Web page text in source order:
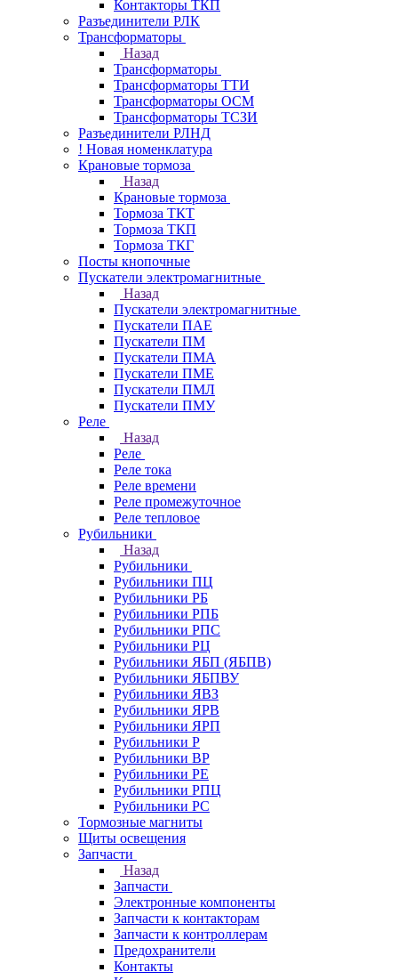
Контакторы ТКП
Разъединители РЛК
Трансформаторы
Назад
Трансформаторы
Трансформаторы ТТИ
Трансформаторы ОСМ
Трансформаторы ТСЗИ
Разъединители РЛНД
! Новая номенклатура
Крановые тормоза
Назад
Крановые тормоза
Тормоза ТКТ
Тормоза ТКП
Тормоза ТКГ
Посты кнопочные
Пускатели электромагнитные
Назад
Пускатели электромагнитные
Пускатели ПАЕ
Пускатели ПМ
Пускатели ПМА
Пускатели ПМЕ
Пускатели ПМЛ
Пускатели ПМУ
Реле
Назад
Реле
Реле тока
Реле времени
Реле промежуточное
Реле тепловое
Рубильники
Назад
Рубильники
Рубильники ПЦ
Рубильники РБ
Рубильники РПБ
Рубильники РПС
Рубильники РЦ
Рубильники ЯБП (ЯБПВ)
Рубильники ЯБПВУ
Рубильники ЯВЗ
Рубильники ЯРВ
Рубильники ЯРП
Рубильники Р
Рубильники ВР
Рубильники РЕ
Рубильники РПЦ
Рубильники РС
Тормозные магниты
Щиты освещения
Запчасти
Назад
Запчасти
Электронные компоненты
Запчасти к контакторам
Запчасти к контроллерам
Предохранители
Контакты